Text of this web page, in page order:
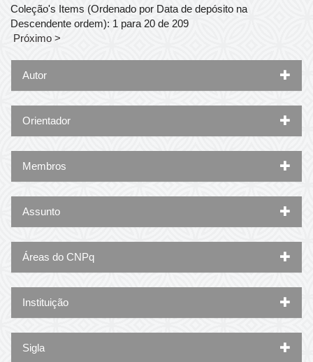
Coleção's Items (Ordenado por Data de depósito na
Descendente ordem): 1 para 20 de 209
Próximo >
Autor
Orientador
Membros
Assunto
Áreas do CNPq
Instituição
Sigla